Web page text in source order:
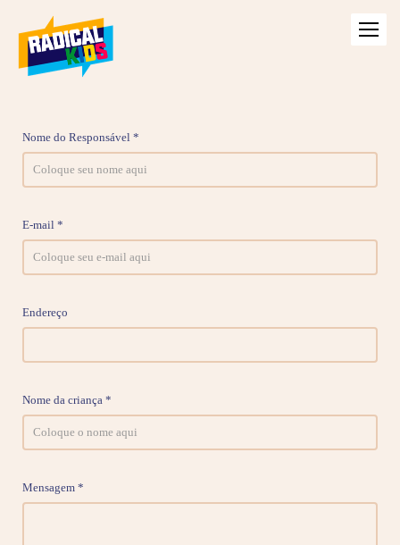
Nome do Responsável *
E-mail *
Endereço
Nome da criança *
Mensagem *